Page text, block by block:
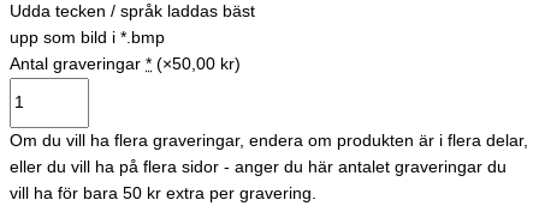
Udda tecken / språk laddas bäst
upp som bild i *.bmp
Antal graveringar * (×50,00 kr)
Om du vill ha flera graveringar, endera om produkten är i flera delar,
eller du vill ha på flera sidor - anger du här antalet graveringar du
vill ha för bara 50 kr extra per gravering.